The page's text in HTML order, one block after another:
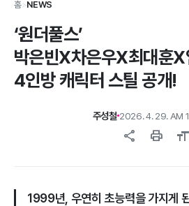
홈>NEWS
‘원더풀스’
박은빈X차은우X최대훈X
4인방 캐릭터 스틸 공개!
주성철 2026. 4. 29. AM
share print format_size
1999년, 우연히 초능력을 가지게